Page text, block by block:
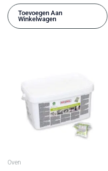
Toevoegen Aan
Winkelwagen
Oven